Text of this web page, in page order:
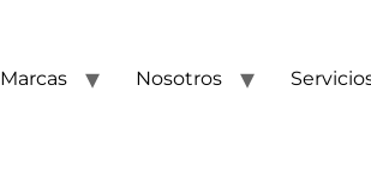
Marcas Nosotros